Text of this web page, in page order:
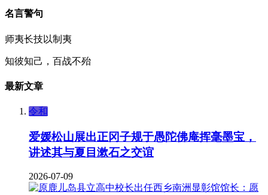
名言警句
师夷长技以制夷
知彼知己，百战不殆
最新文章
令和
爱媛松山展出正冈子规于愚陀佛庵挥毫墨宝，
讲述其与夏目漱石之交谊
2026-07-09